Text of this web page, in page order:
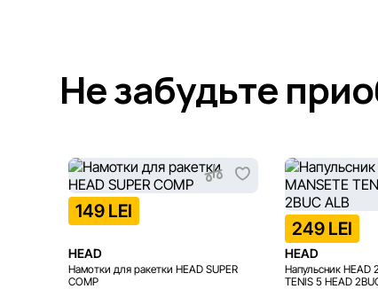
Не забудьте
149 LEI
HEAD
Намотки для ракетки HEAD SUPER
COMP
249 LEI
HEAD
Напульсник HEAD
TENIS 5 HEAD